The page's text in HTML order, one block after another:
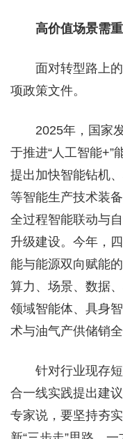
高价值场景需
面对转型路上
项政策文件。
2025年，国家
于推进“人工智能+”
提出加快智能钻机
等智能生产技术装
全过程智能联动与
升级建设。今年，
能与能源双向赋能
算力、场景、数据
领域智能体、具身
术与油气产供储销
针对行业现存
合一线实践提出建
专家说，要坚持夯